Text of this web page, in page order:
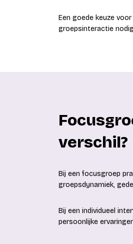
Een goede keuze
groepsinteractie
verschil?
Bij een focusgroep
groepsdynamiek,
Bij een individueel
persoonlijke